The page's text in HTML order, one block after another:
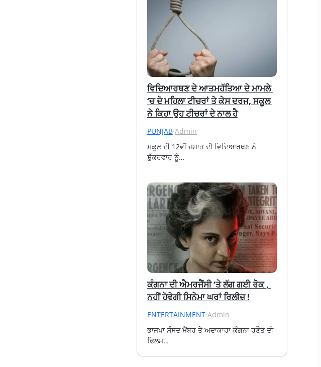
ਵਿਦਿਆਰਥਣ ਦੇ ਆਤਮਹੱਤਿਆ ਦੇ ਮਾਮਲੇ
‘ਚ ਦੋ ਮਹਿਲਾ ਟੀਚਰਾਂ ਤੇ ਕੇਸ ਦਰਜ, ਸਕੂਲ
ਨੇ ਕਿਹਾ ਉਹ ਟੀਚਰਾਂ ਦੇ ਨਾਲ ਹੈ
PUNJAB·Admin
ਸਕੂਲ ਦੀ 12ਵੀਂ ਜਮਾਤ ਦੀ ਵਿਦਿਆਰਥਣ ਨੇ
ਸ਼ੁੱਕਰਵਾਰ ਨੂੰ…
ਕੰਗਨਾ ਦੀ ਐਮਰਜੈਂਸੀ ‘ਤੇ ਲੱਗ ਗਈ ਰੋਕ ,
ਨਹੀਂ ਹੋਵੇਗੀ ਸਿਨੇਮਾ ਘਰਾਂ ਰਿਲੀਜ਼ !
ENTERTAINMENT·Admin
ਭਾਜਪਾ ਸੰਸਦ ਮੈਂਬਰ ਤੇ ਅਦਾਕਾਰਾ ਕੰਗਨਾ ਰਣੌਤ ਦੀ
ਫ਼ਿਲਮ…